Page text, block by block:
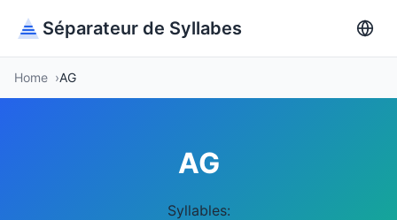
Séparateur de Syllabes
Home AG
AG
Syllables: